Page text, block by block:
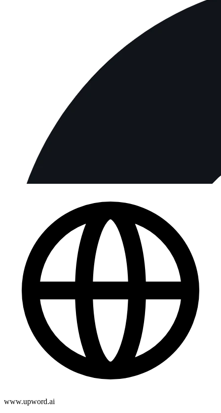
www.upword.ai